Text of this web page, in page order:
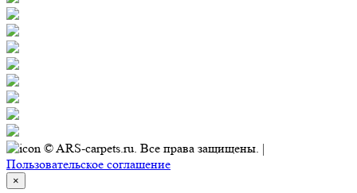
© ARS-carpets.ru. Все права защищены. |
Пользовательское соглашение
×